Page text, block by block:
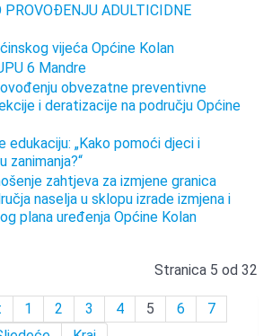
PROVOĐENJU ADULTICIDNE
vijeća Općine Kolan
6 Mandre
obvezatne preventivne
i deratizacije na području Općine
edukaciju: „Kako pomoći djeci i
zanimanja?“
zahtjeva za izmjene granica
naselja u sklopu izrade izmjena i
plana uređenja Općine Kolan
Stranica 5 od 32
1 2 3 4 5 6
7